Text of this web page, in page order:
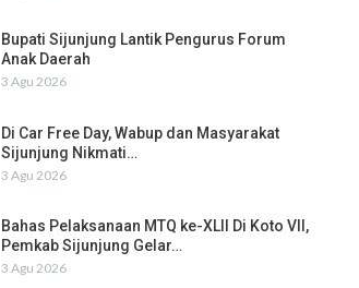
Bupati Sijunjung Lantik Pengurus Forum
Anak Daerah
3 Agu 2026
Di Car Free Day, Wabup dan Masyarakat
Sijunjung Nikmati…
3 Agu 2026
Bahas Pelaksanaan MTQ ke-XLII Di Koto VII,
Pemkab Sijunjung Gelar…
3 Agu 2026